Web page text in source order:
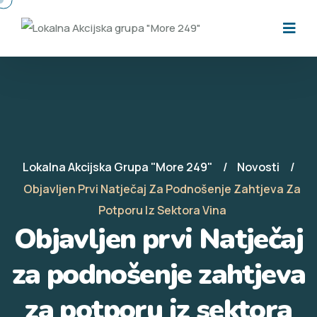
Lokalna Akcijska Grupa "More 249"
Novosti
Objavljen Prvi Natječaj Za Podnošenje Zahtjeva Za
Potporu Iz Sektora Vina
Objavljen prvi Natječaj
za podnošenje zahtjeva